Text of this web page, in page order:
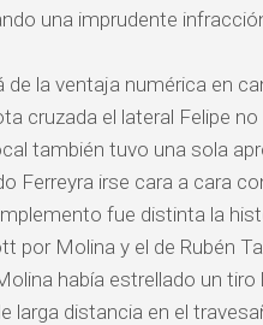
una imprudente
de la ventaja numérica en
cruzada el lateral Felipe
también tuvo una sola
Ferreyra irse cara a cara
fue distinta la
por Molina y el de Rubén
había estrellado un
larga distancia en el